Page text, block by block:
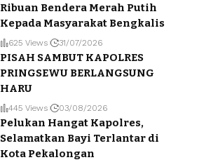
Ribuan Bendera Merah Putih
Kepada Masyarakat Bengkalis
625 Views 31/07/2026
PISAH SAMBUT KAPOLRES
PRINGSEWU BERLANGSUNG
HARU
445 Views 03/08/2026
Pelukan Hangat Kapolres,
Selamatkan Bayi Terlantar di
Kota Pekalongan